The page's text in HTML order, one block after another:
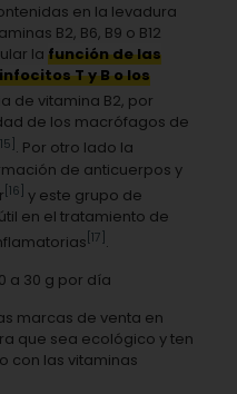
en la levadura
B2, B6, B9 o B12
la función de las
T y B o los
de vitamina B2, por
de los macrófagos de
. Por otro lado la
de anticuerpos y
[16] y este grupo de
en el tratamiento de
[17] .
a 30 g por día
marcas de venta en
que sea ecológico y ten
con las vitaminas